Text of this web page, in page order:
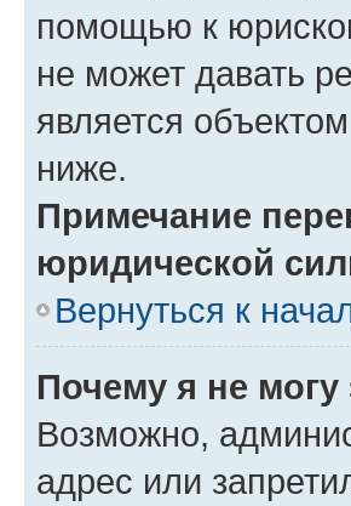
помощью к
не может давать
является
ниже.
Примечание
юридической
Вернуться к
Почему я не могу
Возможно,
адрес или